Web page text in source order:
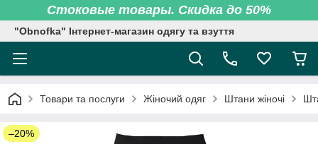
Стоковые товары. Скидка до 50%
"Obnofka" Інтернет-магазин одягу та взуття
Товари та послуги Жіночий одяг Штани жіночі
–20%